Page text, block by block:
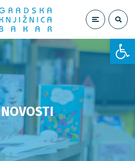
Open toolbar
NOVOSTI